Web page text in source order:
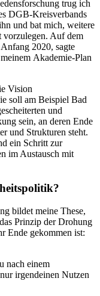
trug ich
DGB-Kreisverbands
und bat mich, weitere
vorzulegen. Auf dem
2020, sagte
Akademie-Plan
Vision
soll am Beispiel Bad
und
sein, an deren Ende
und Strukturen steht.
ein Schritt zur
im Austausch mit
bildet meine These,
Prinzip der Drohung
Ende gekommen ist:
nach einem
irgendeinen Nutzen